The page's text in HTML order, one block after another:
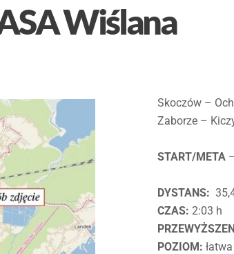
Wiślana
Skoczów –
Zaborze –
START/META–
DYSTANS:
CZAS: 2:03 h
POZIOM: łatwa